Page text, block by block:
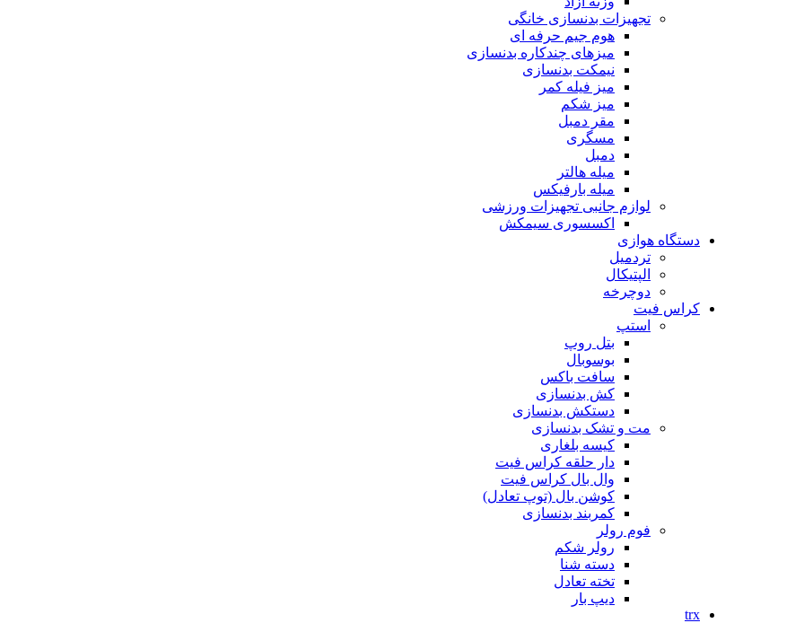
تجهیزات بدنسازی خانگی
هوم جیم حرفه ای
میزهای چندکاره بدنسازی
نیمکت بدنسازی
میز فیله کمر
میز شکم
مقر دمبل
مسگری
دمبل
میله هالتر
میله بارفیکس
لوازم جانبی تجهیزات ورزشی
اکسسوری سیمکش
دستگاه هوازی
تردمیل
الپتیکال
دوچرخه
کراس فیت
استپ
بتل روپ
بوسوبال
سافت باکس
کش بدنسازی
دستکش بدنسازی
مت و تشک بدنسازی
کیسه بلغاری
دار حلقه کراس فیت
وال بال کراس فیت
کوشن بال (توپ تعادل)
کمربند بدنسازی
فوم رولر
رولر شکم
دسته شنا
تخته تعادل
دیپ بار
trx